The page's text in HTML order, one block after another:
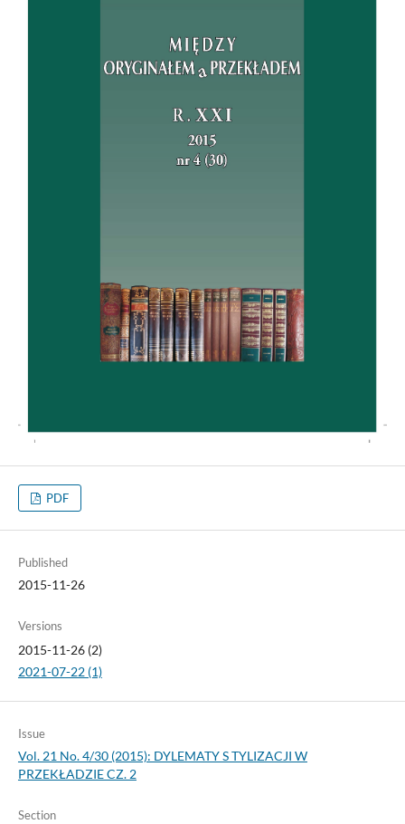
PDF
Published
2015-11-26
Versions
2015-11-26 (2)
2021-07-22 (1)
Issue
Vol. 21 No. 4/30 (2015): DYLEMATY S TYLIZACJI W
PRZEKŁADZIE CZ. 2
Section